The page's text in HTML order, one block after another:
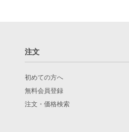
注文
初めての方へ
無料会員登録
注文・価格検索